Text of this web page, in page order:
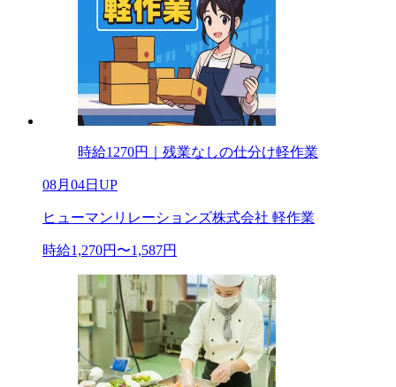
時給1270円｜残業なしの仕分け軽作業
08月04日UP
ヒューマンリレーションズ株式会社 軽作業
時給1,270円〜1,587円